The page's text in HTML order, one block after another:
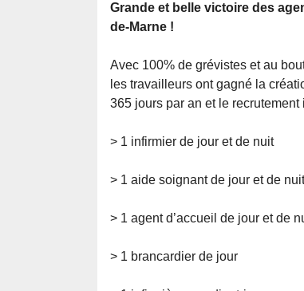
Grande et belle victoire des
de-Marne !
Avec 100% de grévistes et au
les travailleurs ont gagné la
365 jours par an et le
> 1 infirmier de jour et de nuit
> 1 aide soignant de jour et de nuit
> 1 agent d’accueil de jour et de
> 1 brancardier de jour